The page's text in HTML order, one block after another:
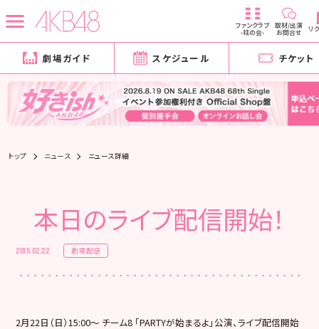
ファンクラブ
-柱の会-
取材/出演
お問合せ リ
劇場ガイド スケジュール チケット
トップ ニュース ニュース詳細
本日のライブ配信開始！
2015.02.22 劇場配信
2月22日（日）15:00～ チーム8 「PARTYが始まるよ」公演、ライブ配信開始